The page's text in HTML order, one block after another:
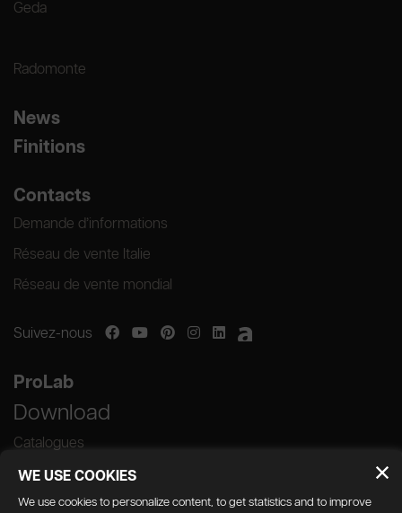
Geda
Radomonte
News
Finitions
Contacts
Demande d’informations
Réseau de vente Italie
Réseau de vente mondial
Suivez-nous
ProLab
Download
Catalogues
WE USE COOKIES
We use cookies to personalize content, to get statistics and to improve